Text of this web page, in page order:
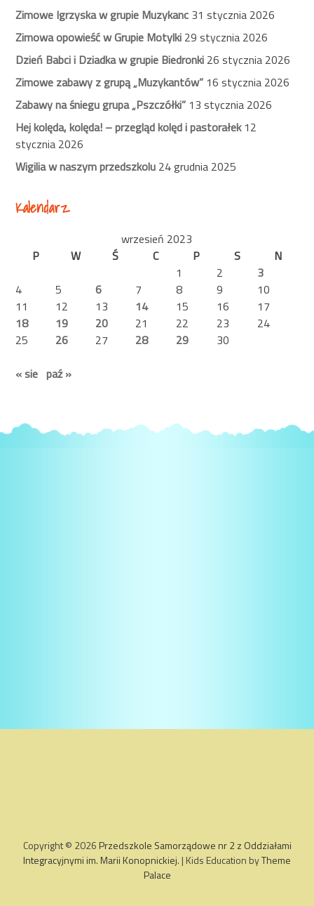
Zimowe Igrzyska w grupie Muzykanc 31 stycznia 2026
Zimowa opowieść w Grupie Motylki 29 stycznia 2026
Dzień Babci i Dziadka w grupie Biedronki 26 stycznia 2026
Zimowe zabawy z grupą „Muzykantów” 16 stycznia 2026
Zabawy na śniegu grupa „Pszczółki” 13 stycznia 2026
Hej kolęda, kolęda! – przegląd kolęd i pastorałek12
stycznia 2026
Wigilia w naszym przedszkolu 24 grudnia 2025
Kalendarz
wrzesień 2023
P
W Ś C P S
N
1
2
3
4
5 6 7 8 9
10
11
12 13 14 15 16
17
18
19 20 21 22 23
24
25
26 27 28 29
30
« sie paź »
Copyright © 2026 Przedszkole Samorządowe nr 2 z Oddziałami
Integracyjnymi im. Marii Konopnickiej. | Kids Education byTheme
Palace